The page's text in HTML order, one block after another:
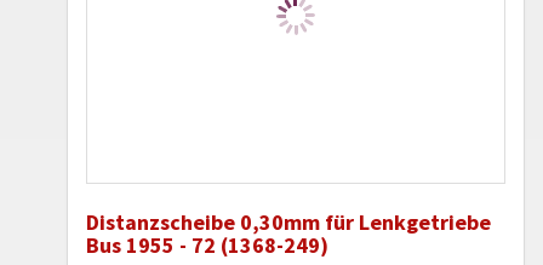
Distanzscheibe 0,30mm für Lenkgetriebe
Bus 1955 - 72 (1368-249)